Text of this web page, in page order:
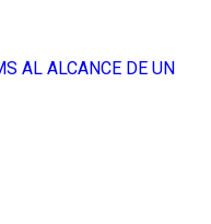
AL ALCANCE DE UN